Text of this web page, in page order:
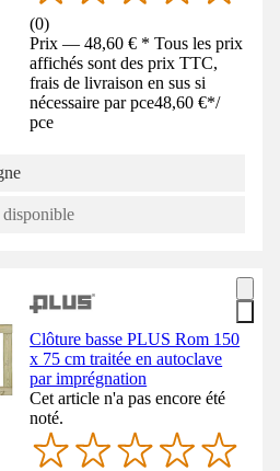
(0)
Prix — 48,60 € * Tous les prix
affichés sont des prix TTC,
frais de livraison en sus si
nécessaire par pce48,60 €*/
pce
Clôture basse PLUS Rom 150
x 75 cm traitée en autoclave
par imprégnation
Cet article n'a pas encore été
noté.